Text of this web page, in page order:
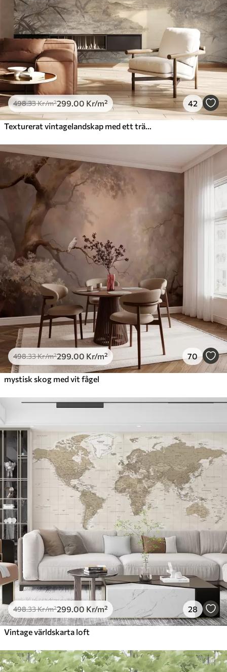
498.33Kr/m²299 .00 Kr/m² 42
498.33Kr/m²299 .00 Kr/m² 70
mystisk skog med vit fågel
498.33Kr/m²299 .00 Kr/m² 28
Vintage världskarta loft